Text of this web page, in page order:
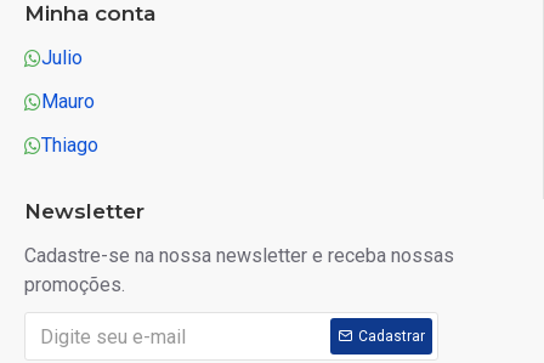
Minha conta
Julio
Mauro
Thiago
Newsletter
Cadastre-se na nossa newsletter e receba nossas
promoções.
Cadastrar